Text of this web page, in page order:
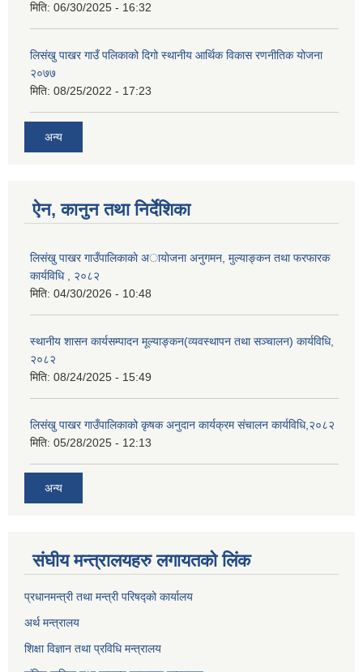
मिति: 06/30/2025 - 16:32
लिसंखु पाखर गाउँ पलिकाको दिगो स्थानीय आर्थिक विकास रणनीतिक योजना
२०७७
मिति: 08/25/2022 - 17:23
अन्य
ऐन, कानुन तथा निर्देशिका
लिसंखु पाखर गाउँपालिकाकाे अायाेजना अनुगमन, मुल्याङ्कन तथा फरफारक
कार्यविधि , २०८२
मिति: 04/30/2026 - 10:48
स्थानीय शासन कार्यसम्पादन मूल्याङ्कन(व्यवस्थापन तथा सञ्चालन) कार्यविधि,
२०८२
मिति: 08/24/2025 - 15:49
लिसंखु पाखर गाउँपालिकाको कृषक अनुदान कार्यक्रम संचालन कार्यविधि,२०८२
मिति: 05/28/2025 - 12:13
अन्य
संघीय मन्त्रालयहरु लगायतको लिंक
प्रधानमन्त्री तथा मन्त्री परिषद्को कार्यालय
अर्थ मन्त्रालय
शिक्षा विज्ञान तथा प्रविधि मन्त्रालय